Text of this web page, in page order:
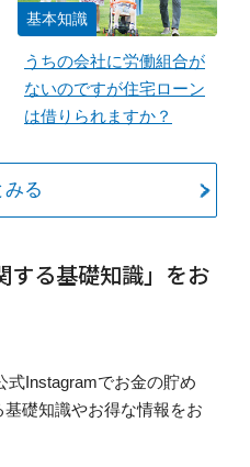
基本知識
うちの会社に労働組合が
ないのですが住宅ローン
は借りられますか？
みる
する基礎知識」をお
式Instagramでお金の貯め
礎知識やお得な情報をお